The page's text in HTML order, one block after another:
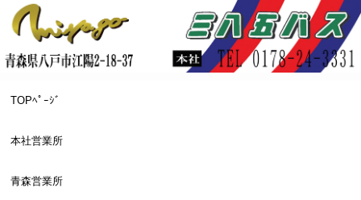
TOPﾍﾟｰｼﾞ
本社営業所
青森営業所